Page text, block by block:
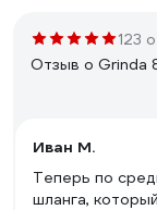
123
Отзыв о Grinda
Иван М.
Теперь по
шланга,